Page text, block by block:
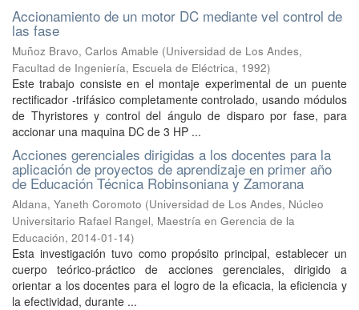
Accionamiento de un motor DC mediante vel control de
las fase
Muñoz Bravo, Carlos Amable (Universidad de Los Andes,
Facultad de Ingeniería, Escuela de Eléctrica, 1992)
Este trabajo consiste en el montaje experimental de un puente
rectificador -trifásico completamente controlado, usando módulos
de Thyristores y control del ángulo de disparo por fase, para
accionar una maquina DC de 3 HP ...
Acciones gerenciales dirigidas a los docentes para la
aplicación de proyectos de aprendizaje en primer año
de Educación Técnica Robinsoniana y Zamorana
Aldana, Yaneth Coromoto (Universidad de Los Andes, Núcleo
Universitario Rafael Rangel, Maestría en Gerencia de la
Educación, 2014-01-14)
Esta investigación tuvo como propósito principal, establecer un
cuerpo teórico-práctico de acciones gerenciales, dirigido a
orientar a los docentes para el logro de la eficacia, la eficiencia y
la efectividad, durante ...